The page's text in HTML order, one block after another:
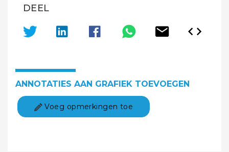
DEEL
ANNOTATIES AAN GRAFIEK TOEVOEGEN
Voeg opmerkingen toe